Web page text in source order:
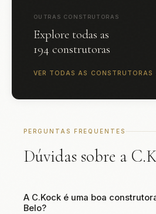
OUTRAS CONSTRUTORAS
Explore todas as
194 construtoras
VER TODAS AS CONSTRUTORAS
PERGUNTAS FREQUENTES
Dúvidas sobre a
A C.Kock é uma boa
Belo?